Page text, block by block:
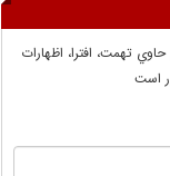
تهمت، افترا، اظهارات
است